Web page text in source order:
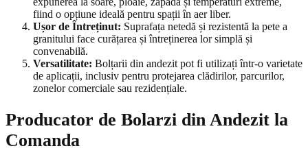
fiind o opțiune ideală pentru spații în aer liber.
Ușor de Întreținut: Suprafața netedă și rezistentă la pete a
granitului face curățarea și întreținerea lor simplă și
convenabilă.
Versatilitate: Bolțarii din andezit pot fi utilizați într-o varietate
de aplicații, inclusiv pentru protejarea clădirilor, parcurilor,
zonelor comerciale sau rezidențiale.
Producator de Bolarzi din Andezit la
Comanda